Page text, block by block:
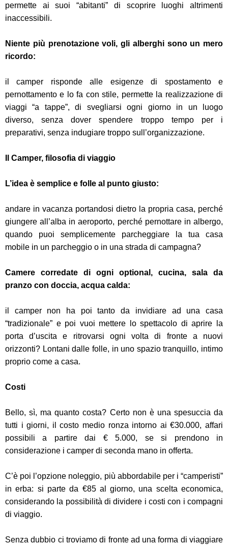
permette ai suoi “abitanti” di scoprire luoghi altrimenti
inaccessibili.
Niente più prenotazione voli, gli alberghi sono un mero
ricordo:
il camper risponde alle esigenze di spostamento e
pernottamento e lo fa con stile, permette la realizzazione di
viaggi “a tappe”, di svegliarsi ogni giorno in un luogo
diverso, senza dover spendere troppo tempo per i
preparativi, senza indugiare troppo sull’organizzazione.
Il Camper, filosofia di viaggio
L’idea è semplice e folle al punto giusto:
andare in vacanza portandosi dietro la propria casa, perché
giungere all’alba in aeroporto, perché pernottare in albergo,
quando puoi semplicemente parcheggiare la tua casa
mobile in un parcheggio o in una strada di campagna?
Camere corredate di ogni optional, cucina, sala da
pranzo con doccia, acqua calda:
il camper non ha poi tanto da invidiare ad una casa
“tradizionale” e poi vuoi mettere lo spettacolo di aprire la
porta d’uscita e ritrovarsi ogni volta di fronte a nuovi
orizzonti? Lontani dalle folle, in uno spazio tranquillo, intimo
proprio come a casa.
Costi
Bello, sì, ma quanto costa? Certo non è una spesuccia da
tutti i giorni, il costo medio ronza intorno ai €30.000, affari
possibili a partire dai € 5.000, se si prendono in
considerazione i camper di seconda mano in offerta.
C’è poi l’opzione noleggio, più abbordabile per i “camperisti”
in erba: si parte da €85 al giorno, una scelta economica,
considerando la possibilità di dividere i costi con i compagni
di viaggio.
Senza dubbio ci troviamo di fronte ad una forma di viaggiare